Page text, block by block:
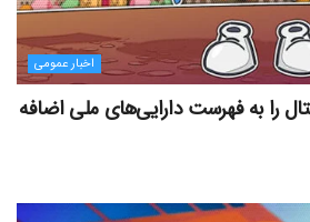
اخبار عمومی
را به فهرست دارایی‌های ملی اضافه